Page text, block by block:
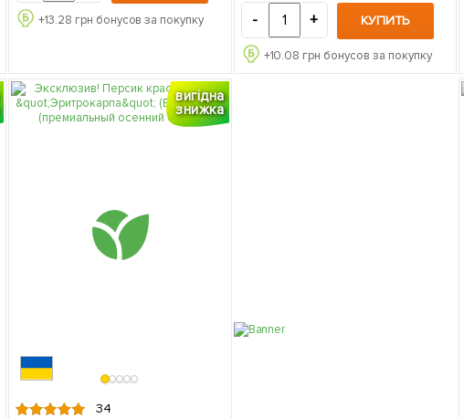
+13.28 грн бонусов за покупку - + КУПИТЬ
+10.08 грн бонусов за покупку
вигідна
знижка
34